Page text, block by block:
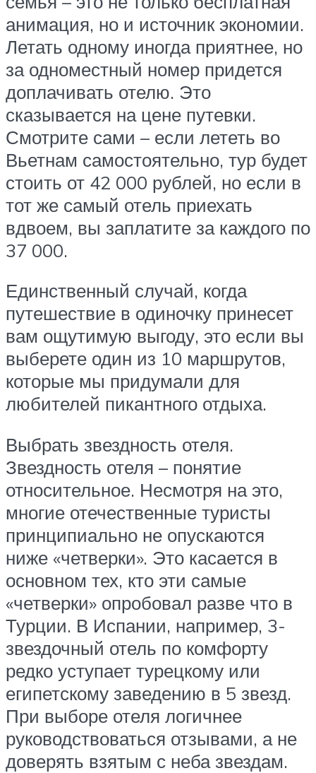
анимация, но и источник экономии.
Летать одному иногда приятнее, но
за одноместный номер придется
доплачивать отелю. Это
сказывается на цене путевки.
Смотрите сами – если лететь во
Вьетнам самостоятельно, тур будет
стоить от 42 000 рублей, но если в
тот же самый отель приехать
вдвоем, вы заплатите за каждого по
37 000.
Единственный случай, когда
путешествие в одиночку принесет
вам ощутимую выгоду, это если вы
выберете один из 10 маршрутов,
которые мы придумали для
любителей пикантного отдыха.
Выбрать звездность отеля.
Звездность отеля – понятие
относительное. Несмотря на это,
многие отечественные туристы
принципиально не опускаются
ниже «четверки». Это касается в
основном тех, кто эти самые
«четверки» опробовал разве что в
Турции. В Испании, например, 3-
звездочный отель по комфорту
редко уступает турецкому или
египетскому заведению в 5 звезд.
При выборе отеля логичнее
руководствоваться отзывами, а не
доверять взятым с неба звездам.